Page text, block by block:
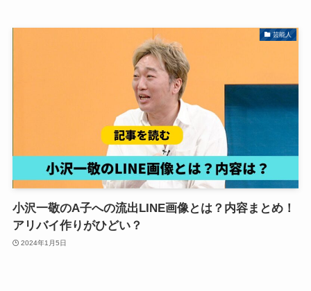
芸能人
小沢一敬のA子への流出LINE画像とは？内容まとめ！
アリバイ作りがひどい？
2024年1月5日